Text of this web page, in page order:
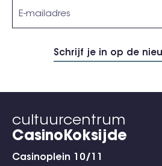
cultuurcentrum
CasinoKoksijde
Casinoplein 10/11